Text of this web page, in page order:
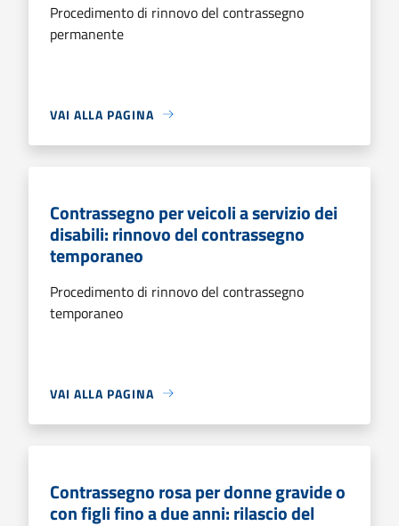
Procedimento di rinnovo del contrassegno
permanente
VAI ALLA PAGINA
Contrassegno per veicoli a servizio dei
disabili: rinnovo del contrassegno
temporaneo
Procedimento di rinnovo del contrassegno
temporaneo
VAI ALLA PAGINA
Contrassegno rosa per donne gravide o
con figli fino a due anni: rilascio del